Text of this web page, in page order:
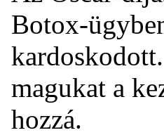
Botox-
magukat a
hozzá.